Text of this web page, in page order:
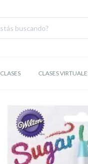
CLASES CLASES